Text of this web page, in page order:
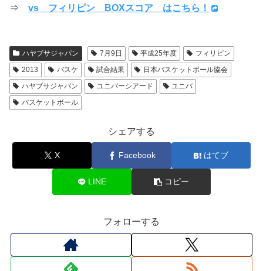
⇒ vs フィリピン BOXスコア はこちら！
ハヤブサジャパン 7月9日 平成25年度
フィリピン
2013
バスケ 試合結果
日本バスケットボール協会
ハヤブサジャパン
ユニバーシアード
ユニバ
バスケットボール
シェアする
X Facebook はてブ
LINE コピー
フォローする